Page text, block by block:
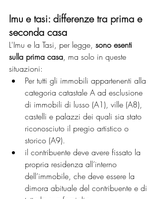
Imu e tasi: differenze tra prima e
seconda casa
L'Imu e la Tasi, per legge, sono esenti
sulla prima casa, ma solo in queste
situazioni:
Per tutti gli immobili appartenenti alla
categoria catastale A ad esclusione
di immobili di lusso (A1), ville (A8),
castelli e palazzi dei quali sia stato
riconosciuto il pregio artistico o
storico (A9).
il contribuente deve avere fissato la
propria residenza all’interno
dell’immobile, che deve essere la
dimora abituale del contribuente e di